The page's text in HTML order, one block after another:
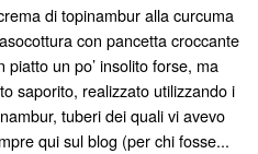
di topinambur alla curcuma
con pancetta croccante
piatto un po’ insolito forse, ma
saporito, realizzato utilizzando i
tuberi dei quali vi avevo
qui sul blog (per chi fosse...